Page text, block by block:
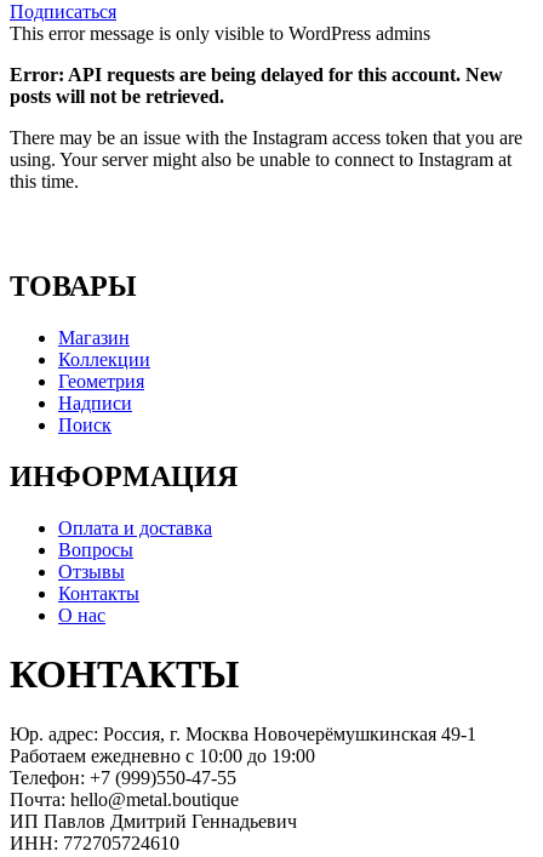
Подписаться
This error message is only visible to WordPress admins
Error: API requests are being delayed for this account. New
posts will not be retrieved.
There may be an issue with the Instagram access token that you are
using. Your server might also be unable to connect to Instagram at
this time.
ТОВАРЫ
Магазин
Коллекции
Геометрия
Надписи
Поиск
ИНФОРМАЦИЯ
Оплата и доставка
Вопросы
Отзывы
Контакты
О нас
КОНТАКТЫ
Юр. адрес: Россия, г. Москва Новочерёмушкинская 49-1
Работаем ежедневно с 10:00 до 19:00
Телефон: +7 (999)550-47-55
Почта: hello@metal.boutique
ИП Павлов Дмитрий Геннадьевич
ИНН: 772705724610